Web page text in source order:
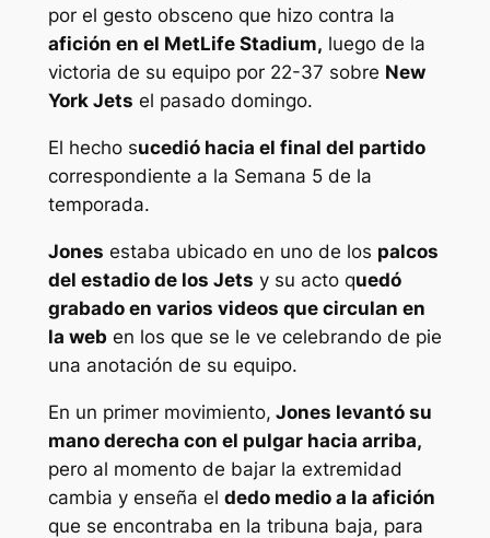
por el gesto obsceno que hizo contra la
afición en el MetLife Stadium, luego de la
victoria de su equipo por 22-37 sobre New
York Jets el pasado domingo.
El hecho sucedió hacia el final del partido
correspondiente a la Semana 5 de la
temporada.
Jones estaba ubicado en uno de los palcos
del estadio de los Jets y su acto quedó
grabado en varios videos que circulan en
la weben los que se le ve celebrando de pie
una anotación de su equipo.
En un primer movimiento, Jones levantó su
mano derecha con el pulgar hacia arriba,
pero al momento de bajar la extremidad
cambia y enseña el dedo medio a la afición
que se encontraba en la tribuna baja, para